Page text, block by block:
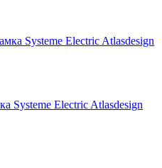
Systeme Electric Atlasdesign